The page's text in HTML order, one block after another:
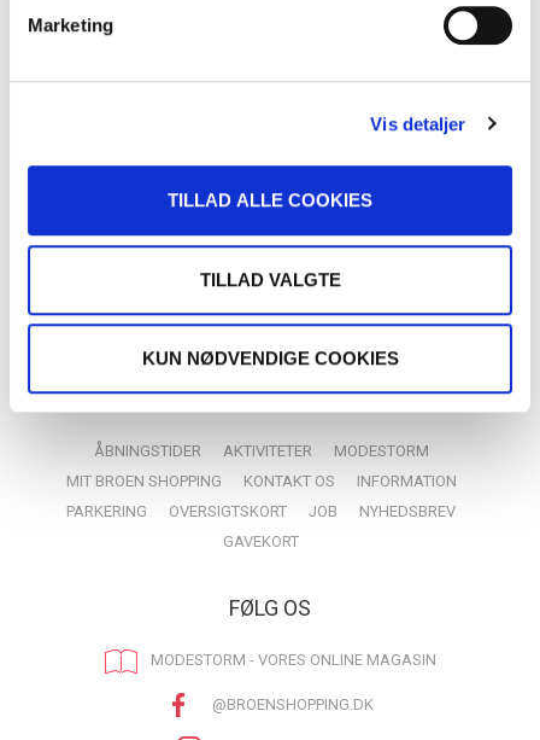
Marketing
Vis detaljer
TILLAD ALLE COOKIES
TILLAD VALGTE
KUN NØDVENDIGE COOKIES
MERE FRA BROEN
ÅBNINGSTIDER AKTIVITETER
MODESTORM
MIT BROEN SHOPPING
KONTAKT OS
INFORMATION
PARKERING
OVERSIGTSKORT JOB
NYHEDSBREV
GAVEKORT
FØLG OS
MODESTORM - VORES ONLINE MAGASIN
@BROENSHOPPING.DK